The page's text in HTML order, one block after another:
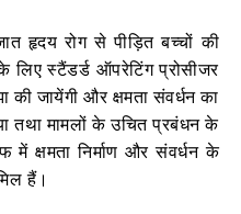
हृदय रोग से पीड़ित बच्चों की
स्टैंडर्ड ऑपरेटिंग प्रोसीजर
की जायेंगी और क्षमता संवर्धन का
तथा मामलों के उचित प्रबंधन के
में क्षमता निर्माण और संवर्धन के
हैं।